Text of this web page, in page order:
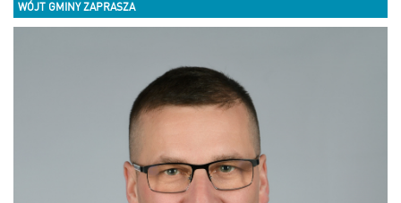
WÓJT GMINY ZAPRASZA